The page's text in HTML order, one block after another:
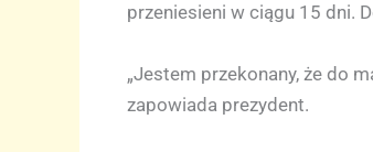
przeniesieni w ciągu 15 dni.
„Jestem przekonany, że do
zapowiada prezydent.